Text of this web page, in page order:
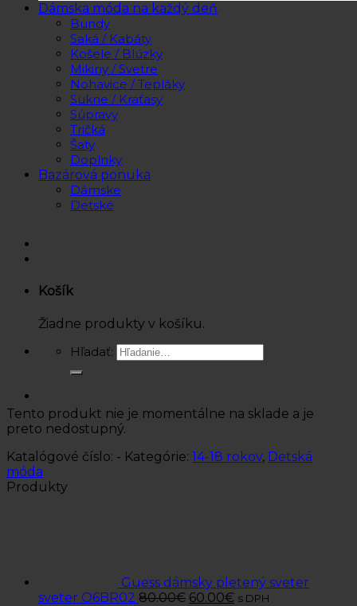
Dámska móda na každý deň
Bundy
Saká / Kabáty
Košele / Blúzky
Mikiny / Svetre
Nohavice / Tepláky
Sukne / Kraťasy
Súpravy
Tričká
Šaty
Doplnky
Bazárová ponuka
Dámske
Detské
Košík
Žiadne produkty v košíku.
Hľadať:
Tento produkt nie je momentálne na sklade a je
preto nedostupný.
Katalógové číslo: - Kategórie: 14-18 rokov, Detská
móda
Produkty
Guess dámsky pletený sveter
sveter O6BR02 80.00€ 60.00€ s DPH